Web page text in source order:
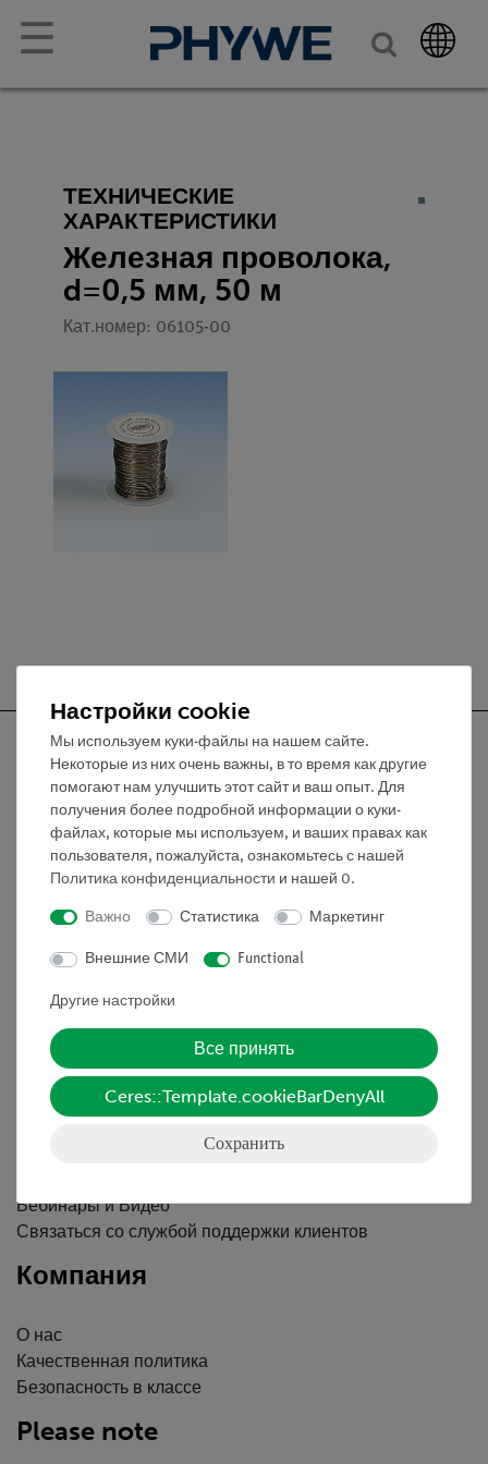
☰
ТЕХНИЧЕСКИЕ
ХАРАКТЕРИСТИКИ
Железная проволока,
d=0,5 мм, 50 м
Кат.номер: 06105-00
Nach oben
Информация
Условия сотрудничества
Декларация о конфиденциальности
Вводные данные
Обслуживание
Вебинары и Видео
Связаться со службой поддержки клиентов
Компания
О нас
Качественная политика
Безопасность в классе
Please note
Настройки cookie
Мы используем куки-файлы на нашем сайте.
Некоторые из них очень важны, в то время как другие
помогают нам улучшить этот сайт и ваш опыт. Для
получения более подробной информации о куки-
файлах, которые мы используем, и ваших правах как
пользователя, пожалуйста, ознакомьтесь с нашей
Политика конфиденциальности и нашей 0.
Важно Статистика Маркетинг
Внешние СМИ Functional
Другие настройки
Все принять
Ceres::Template.cookieBarDenyAll
Сохранить